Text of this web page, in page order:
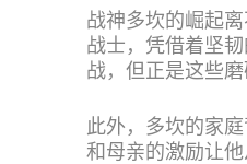
战神多坎的崛起
战士，凭借着坚
战，但正是这些
此外，多坎的家
和母亲的激励让